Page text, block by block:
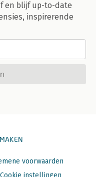
en blijf up-to-date
inspirerende
voorwaarden
Cookie instellingen